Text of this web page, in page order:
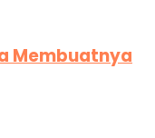
Membuatnya